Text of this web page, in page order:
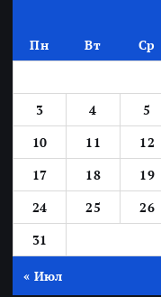
Пн Вт Ср
3
4 5
10
11 12
17
18 19
24
25 26
31
« Июл